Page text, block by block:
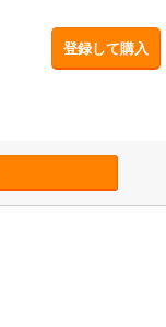
登録して購入